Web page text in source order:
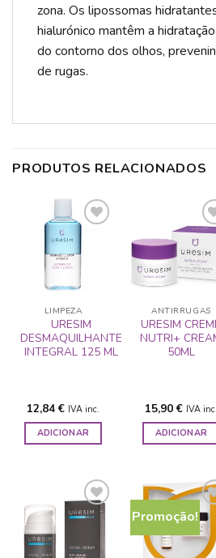
zona. Os lipossomas
hialurónico mantêm a
do contorno dos olhos,
de rugas.
PRODUTOS RELACIONADOS
ADICIONAR
A LISTA DE
DESEJOS
LIMPEZA
URESIM
DESMAQUILHANTE
INTEGRAL 125 ML
12,84€ IVA inc.
ADICIONAR
ADICIONAR
A LISTA DE
ANTIRRUGAS
URESIM
NUTRI+
50ML
15,90€ IVA inc.
ADICIONAR
ADICIONAR
Promoção!
ADICIONAR